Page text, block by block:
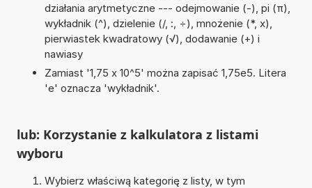
działania arytmetyczne --- odejmowanie (-), pi (π),
wykładnik (^), dzielenie (/, :, ÷), mnożenie (*, x),
pierwiastek kwadratowy (√), dodawanie (+) i
nawiasy
Zamiast '1,75 x 10^5' można zapisać 1,75e5. Litera
'e' oznacza 'wykładnik'.
lub: Korzystanie z kalkulatora z listami
wyboru
Wybierz właściwą kategorię z listy, w tym